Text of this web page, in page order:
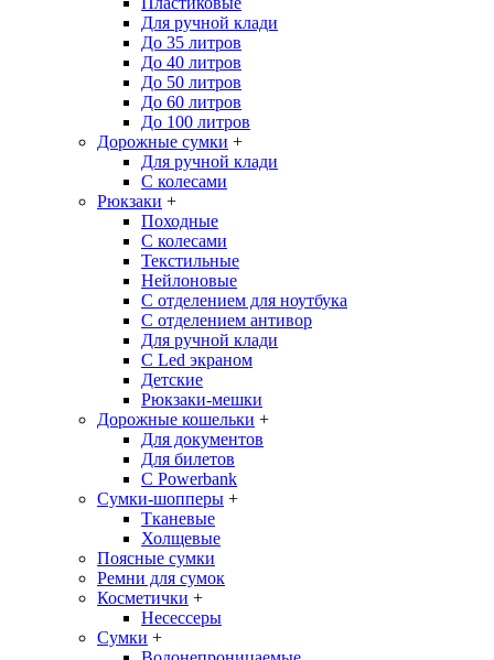
Для ручной клади
До 35 литров
До 40 литров
До 50 литров
До 60 литров
До 100 литров
Дорожные сумки +
Для ручной клади
С колесами
Рюкзаки +
Походные
С колесами
Текстильные
Нейлоновые
С отделением для ноутбука
С отделением антивор
Для ручной клади
С Led экраном
Детские
Рюкзаки-мешки
Дорожные кошельки +
Для документов
Для билетов
С Powerbank
Сумки-шопперы +
Тканевые
Холщевые
Поясные сумки
Ремни для сумок
Косметички +
Несессеры
Сумки +